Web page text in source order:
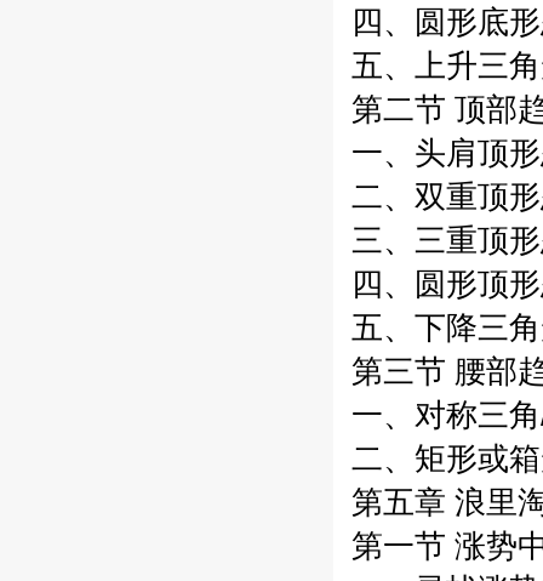
四、圆形底
五、上升三
第二节 顶部
一、头肩顶
二、双重顶
三、三重顶
四、圆形顶
五、下降三
第三节 腰部
一、对称三
二、矩形或
第五章 浪里
第一节 涨势